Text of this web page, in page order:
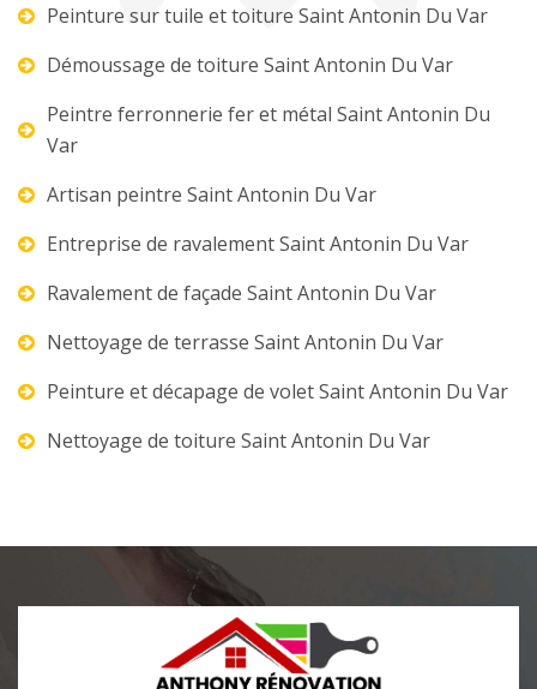
Peinture sur tuile et toiture Saint Antonin Du Var
Démoussage de toiture Saint Antonin Du Var
Peintre ferronnerie fer et métal Saint Antonin Du
Var
Artisan peintre Saint Antonin Du Var
Entreprise de ravalement Saint Antonin Du Var
Ravalement de façade Saint Antonin Du Var
Nettoyage de terrasse Saint Antonin Du Var
Peinture et décapage de volet Saint Antonin Du Var
Nettoyage de toiture Saint Antonin Du Var